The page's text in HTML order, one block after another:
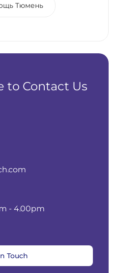
Тюмень
to Contact Us
- 4.00pm